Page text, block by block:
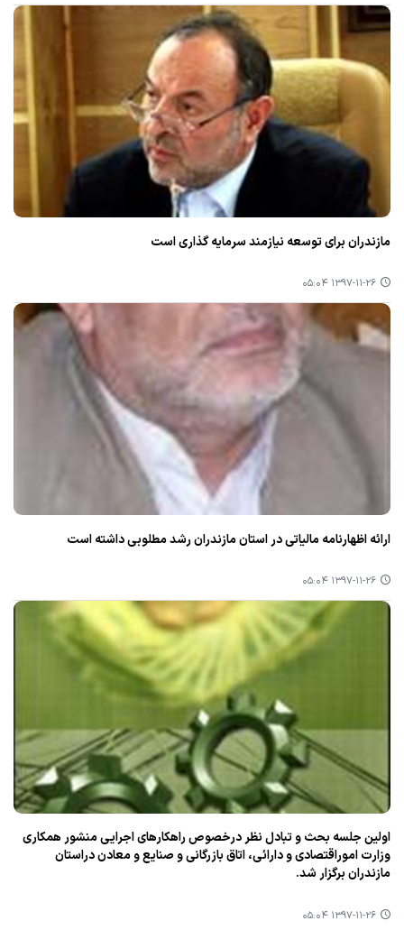
مازندران برای توسعه نیازمند سرمایه گذاری است
۱۳۹۷-۱۱-۲۶ ۰۵:۰۴
ارائه اظهارنامه مالیاتی در استان مازندران رشد مطلوبی داشته است
۱۳۹۷-۱۱-۲۶ ۰۵:۰۴
اولین جلسه بحث و تبادل نظر درخصوص راهكارهای اجرایی منشور همكاری
وزارت اموراقتصادی و دارائی، اتاق بازرگانی و صنایع و معادن دراستان
مازندران برگزار شد.
۱۳۹۷-۱۱-۲۶ ۰۵:۰۴